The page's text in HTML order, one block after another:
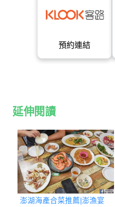
預約連結
延伸閱讀
澎湖海產合菜推薦|澎漁宴